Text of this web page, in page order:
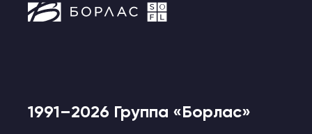
1991–2026 Группа «Борлас»